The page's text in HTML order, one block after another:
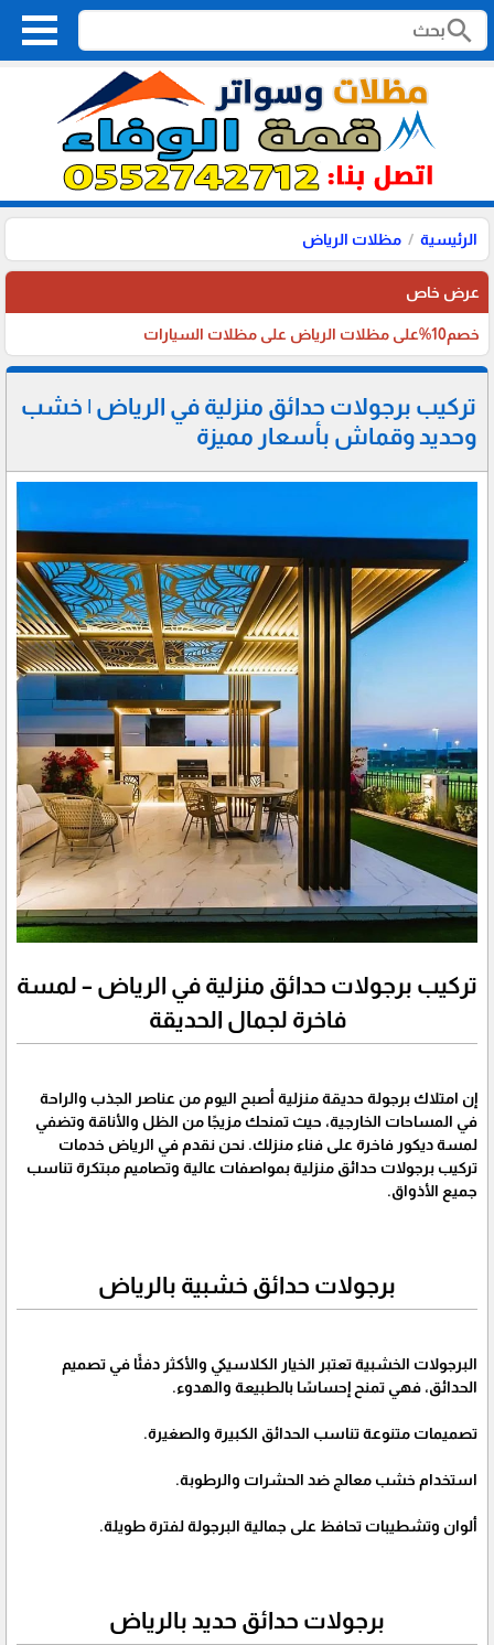
search
الرئيسية مظلات الرياض
عرض خاص
خصم10%على مظلات الرياض على مظلات السيارات
تركيب برجولات حدائق منزلية في الرياض | خشب
وحديد وقماش بأسعار مميزة
تركيب برجولات حدائق منزلية في الرياض – لمسة
فاخرة لجمال الحديقة
إن امتلاك برجولة حديقة منزلية أصبح اليوم من عناصر الجذب والراحة
في المساحات الخارجية، حيث تمنحك مزيجًا من الظل والأناقة وتضفي
لمسة ديكور فاخرة على فناء منزلك. نحن نقدم في الرياض خدمات
تركيب برجولات حدائق منزلية بمواصفات عالية وتصاميم مبتكرة تناسب
جميع الأذواق.
برجولات حدائق خشبية بالرياض
البرجولات الخشبية تعتبر الخيار الكلاسيكي والأكثر دفئًا في تصميم
الحدائق، فهي تمنح إحساسًا بالطبيعة والهدوء.
تصميمات متنوعة تناسب الحدائق الكبيرة والصغيرة.
استخدام خشب معالج ضد الحشرات والرطوبة.
ألوان وتشطيبات تحافظ على جمالية البرجولة لفترة طويلة.
برجولات حدائق حديد بالرياض